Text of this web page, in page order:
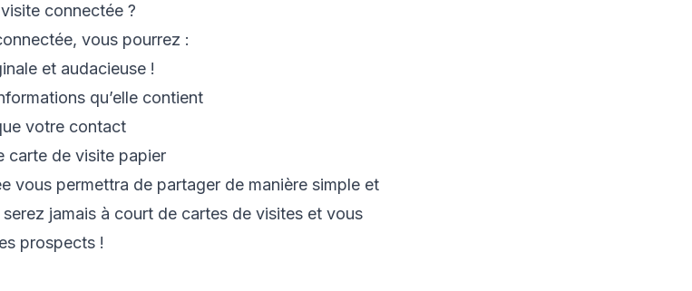
connectée ?
vous pourrez :
et audacieuse !
qu’elle contient
votre contact
carte de visite papier
vous permettra de partager de manière simple et
jamais à court de cartes de visites et vous
prospects !